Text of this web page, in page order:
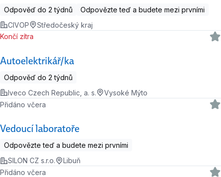
Odpověď do 2 týdnů
Odpovězte teď a budete mezi prvními
CIVOP
Středočeský kraj
Autoelektrikář/ka
Končí zítra
Odpověď do 2 týdnů
Iveco Czech Republic, a. s.
Vysoké Mýto
Vedoucí laboratoře
Přidáno včera
Odpovězte teď a budete mezi prvními
SILON CZ s.r.o.
Libuň
Přidáno včera